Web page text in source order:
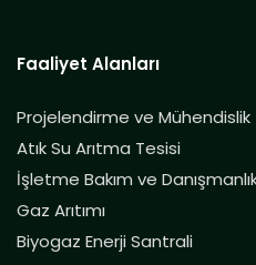
Faaliyet Alanları
Projelendirme ve Mühendislik
Atık Su Arıtma Tesisi
İşletme Bakım ve
Gaz Arıtımı
Biyogaz Enerji Santrali